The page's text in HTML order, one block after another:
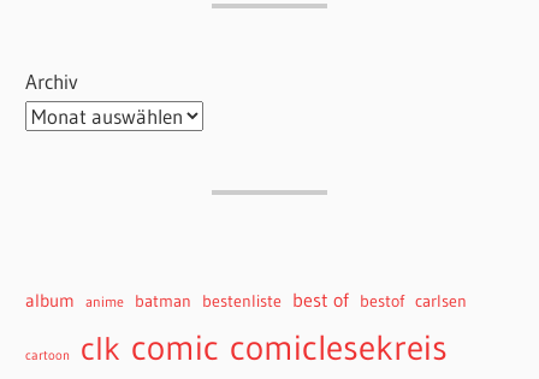
Archiv
album anime batman bestenliste best of bestof carlsen
cartoon clk comic comiclesekreis